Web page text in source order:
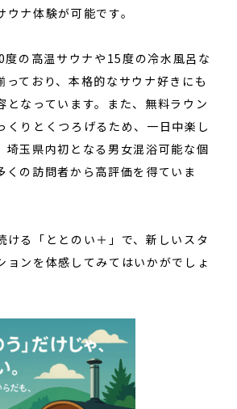
宿泊予約 サウナ予約
ナ体験が可能です。
の高温サウナや15度の冷水風呂な
っており、本格的なサウナ好きにも
となっています。また、無料ラウン
くりとくつろげるため、一日中楽し
埼玉県内初となる男女混浴可能な個
くの訪問者から高評価を得ていま
ける「ととのい＋」で、新しいスタ
ョンを体感してみてはいかがでしょ